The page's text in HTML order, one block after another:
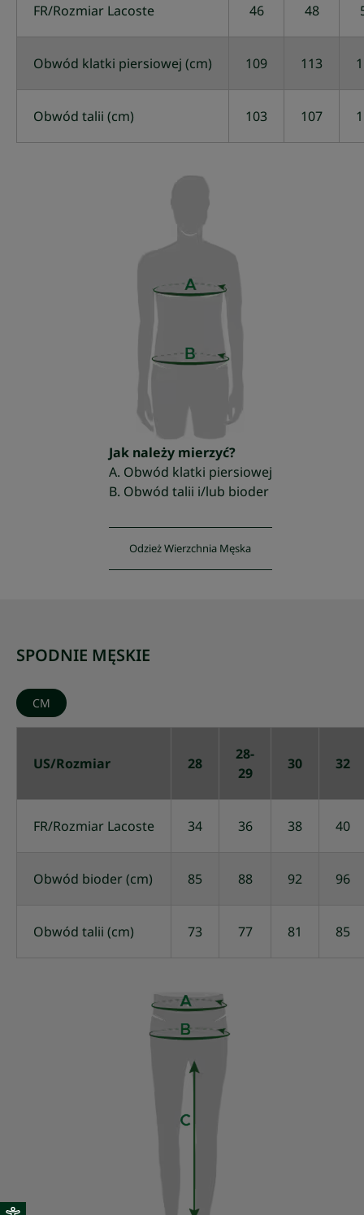
FR/Rozmiar Lacoste 46 48
Obwód klatki piersiowej (cm) 109 113
Obwód talii (cm) 103 107
Jak należy mierzyć?
A. Obwód klatki piersiowej
B. Obwód talii i/lub bioder
Odzież Wierzchnia Męska
SPODNIE MĘSKIE
CM
US/Rozmiar 28
28-
29
30 32
FR/Rozmiar Lacoste 34 36 38 40
Obwód bioder (cm) 85 88 92 96
Obwód talii (cm) 73 77 81 85